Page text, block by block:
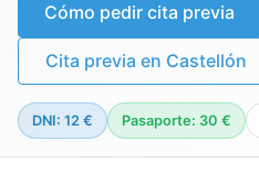
Cómo pedir cita previa
Cita previa en Castellón
DNI: 12 € Pasaporte: 30 €